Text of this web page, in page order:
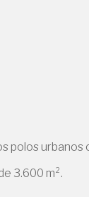
polos
3.600 m².